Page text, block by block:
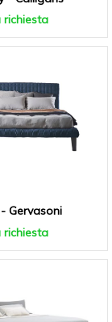
richiesta
Gervasoni
richiesta